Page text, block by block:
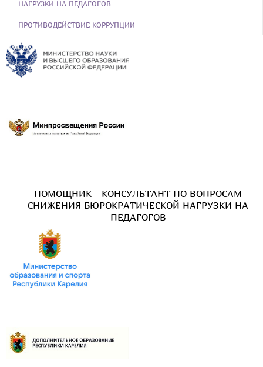
НАГРУЗКИ НА ПЕДАГОГОВ
ПРОТИВОДЕЙСТВИЕ КОРРУПЦИИ
ПОМОЩНИК - КОНСУЛЬТАНТ ПО ВОПРОСАМ
СНИЖЕНИЯ БЮРОКРАТИЧЕСКОЙ НАГРУЗКИ НА
ПЕДАГОГОВ